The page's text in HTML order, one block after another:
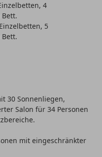
4
5
30 Sonnenliegen,
Salon für 34 Personen
mit eingeschränkter